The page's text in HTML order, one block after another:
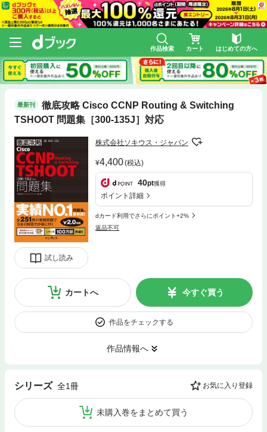
作品検索 カート はじめての方へ
最新刊
徹底攻略 Cisco CCNP Routing & Switching
TSHOOT 問題集［300-135J］対応
試し読み
株式会社ソキウス・ジャパン
4,400(税込)
40pt獲得
ポイント詳細
dカード利用でさらにポイント+2%
返品不可
カートへ 今すぐ買う
作品をチェックする
作品情報へ
シリーズ 全1冊 お気に入り登録
未購入巻をまとめて買う